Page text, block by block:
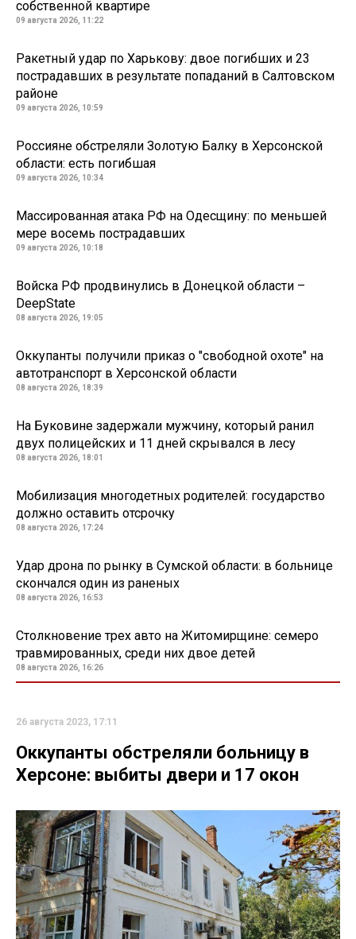
собственной квартире
09 августа 2026, 11:22
Ракетный удар по Харькову: двое погибших и 23
пострадавших в результате попаданий в Салтовском
районе
09 августа 2026, 10:59
Россияне обстреляли Золотую Балку в Херсонской
области: есть погибшая
09 августа 2026, 10:34
Массированная атака РФ на Одесщину: по меньшей
мере восемь пострадавших
09 августа 2026, 10:18
Войска РФ продвинулись в Донецкой области –
DeepState
08 августа 2026, 19:05
Оккупанты получили приказ о "свободной охоте" на
автотранспорт в Херсонской области
08 августа 2026, 18:39
На Буковине задержали мужчину, который ранил
двух полицейских и 11 дней скрывался в лесу
08 августа 2026, 18:01
Мобилизация многодетных родителей: государство
должно оставить отсрочку
08 августа 2026, 17:24
Удар дрона по рынку в Сумской области: в больнице
скончался один из раненых
08 августа 2026, 16:53
Столкновение трех авто на Житомирщине: семеро
травмированных, среди них двое детей
08 августа 2026, 16:26
26 августа 2023, 17:11
Оккупанты обстреляли больницу в
Херсоне: выбиты двери и 17 окон